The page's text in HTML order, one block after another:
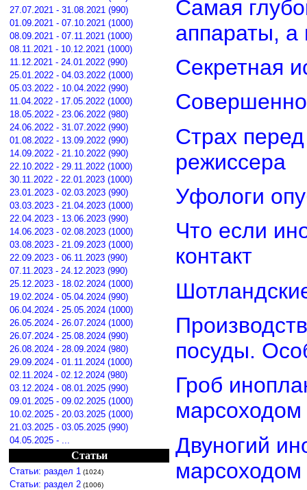
27.07.2021 - 31.08.2021 (990)
01.09.2021 - 07.10.2021 (1000)
08.09.2021 - 07.11.2021 (1000)
08.11.2021 - 10.12.2021 (1000)
11.12.2021 - 24.01.2022 (990)
25.01.2022 - 04.03.2022 (1000)
05.03.2022 - 10.04.2022 (990)
11.04.2022 - 17.05.2022 (1000)
18.05.2022 - 23.06.2022 (980)
24.06.2022 - 31.07.2022 (990)
01.08.2022 - 13.09.2022 (990)
14.09.2022 - 21.10.2022 (990)
22.10.2022 - 29.11.2022 (1000)
30.11.2022 - 22.01.2023 (1000)
23.01.2023 - 02.03.2023 (990)
03.03.2023 - 21.04.2023 (1000)
22.04.2023 - 13.06.2023 (990)
14.06.2023 - 02.08.2023 (1000)
03.08.2023 - 21.09.2023 (1000)
22.09.2023 - 06.11.2023 (990)
07.11.2023 - 24.12.2023 (990)
25.12.2023 - 18.02.2024 (1000)
19.02.2024 - 05.04.2024 (990)
06.04.2024 - 25.05.2024 (1000)
26.05.2024 - 26.07.2024 (1000)
26.07.2024 - 25.08.2024 (990)
26.08.2024 - 28.09.2024 (980)
29.09.2024 - 01.11.2024 (1000)
02.11.2024 - 02.12.2024 (980)
03.12.2024 - 08.01.2025 (990)
09.01.2025 - 09.02.2025 (1000)
10.02.2025 - 20.03.2025 (1000)
21.03.2025 - 03.05.2025 (990)
04.05.2025 - ...
Статьи
Статьи: раздел 1 (1024)
Статьи: раздел 2 (1006)
Самая
аппараты, а
Секретная
Страх
режиссера
Уфологи
Что если
контакт
посуды.
Гроб
марсоходом
Двуногий
марсоходом